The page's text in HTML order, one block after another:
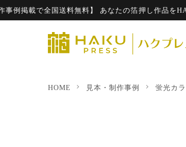
掲載で全国送料無料】 あなたの箔押し作品を
HOME 見本・制作事例 蛍光カ